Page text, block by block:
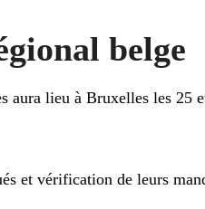
belge
aura lieu à Bruxelles les
et vérification de leurs